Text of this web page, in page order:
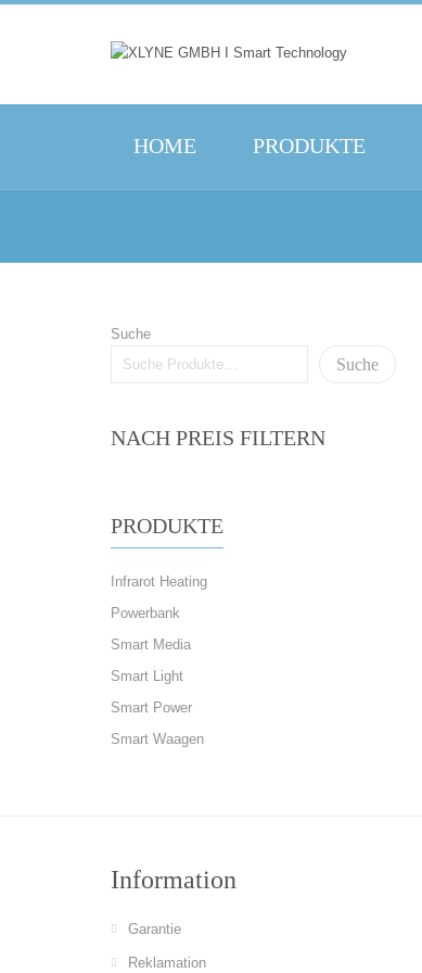
HOME PRODUKTE
Suche
Suche
NACH PREIS FILTERN
PRODUKTE
Infrarot Heating
Powerbank
Smart Media
Smart Light
Smart Power
Smart Waagen
Information
Garantie
Reklamation